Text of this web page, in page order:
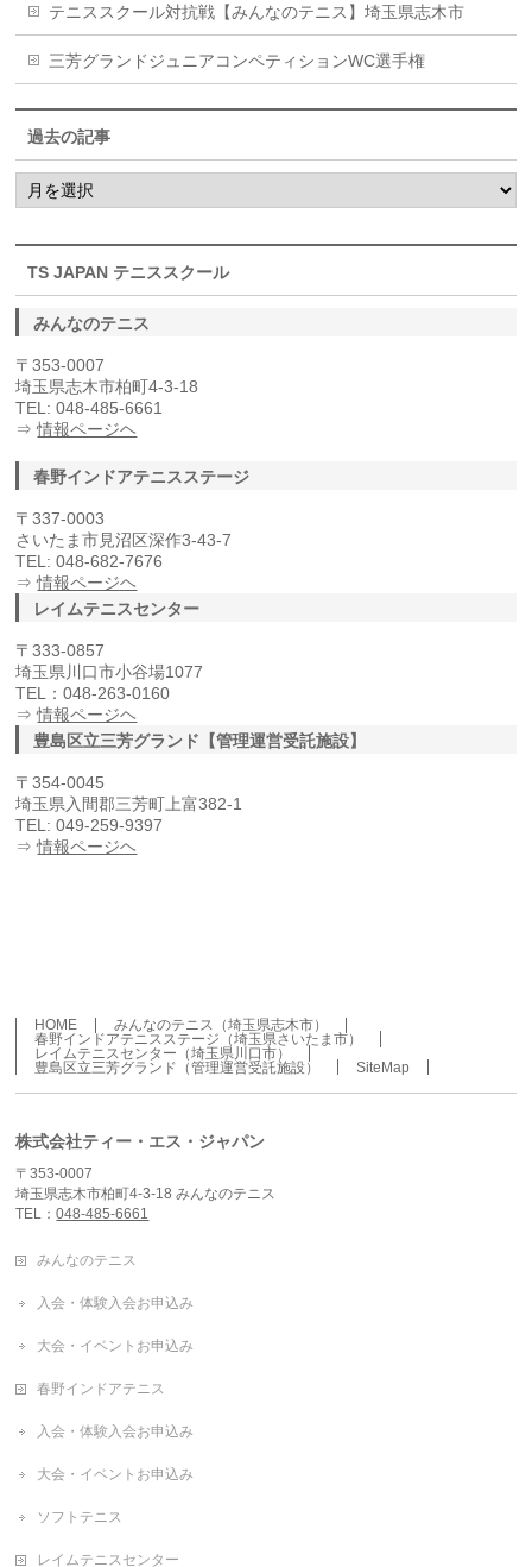
テニススクール対抗戦【みんなのテニス】埼玉県志木市
三芳グランドジュニアコンペティションWC選手権
過去の記事
過
去
の
TS JAPAN テニススクール
みんなのテニス
〒353-0007
埼玉県志木市柏町4-3-18
TEL: 048-485-6661
⇒情報ページヘ
春野インドアテニスステージ
〒337-0003
さいたま市見沼区深作3-43-7
TEL: 048-682-7676
⇒情報ページヘ
レイムテニスセンター
〒333-0857
埼玉県川口市小谷場1077
TEL：048-263-0160
⇒情報ページヘ
豊島区立三芳グランド【管理運営受託施設】
〒354-0045
埼玉県入間郡三芳町上富382-1
TEL: 049-259-9397
⇒情報ページヘ
HOME
みんなのテニス（埼玉県志木市）
春野インドアテニスステージ（埼玉県さいたま市）
レイムテニスセンター（埼玉県川口市）
豊島区立三芳グランド（管理運営受託施設）
SiteMap
株式会社ティー・エス・ジャパン
〒353-0007
埼玉県志木市柏町4-3-18 みんなのテニス
TEL：048-485-6661
みんなのテニス
入会・体験入会お申込み
大会・イベントお申込み
春野インドアテニス
入会・体験入会お申込み
大会・イベントお申込み
ソフトテニス
レイムテニスセンター